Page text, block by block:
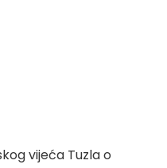
vijeća Tuzla o